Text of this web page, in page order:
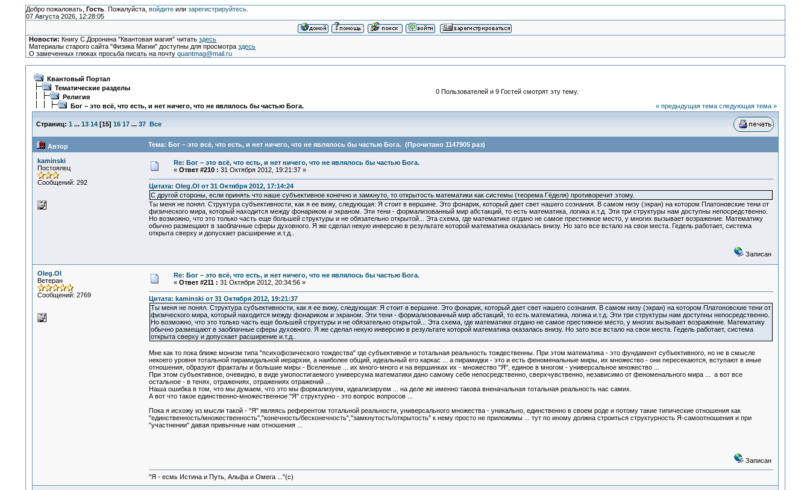
Добро пожаловать, Гость. Пожалуйста, войдитеили зарегистрируйтесь.
07 Августа 2026, 12:28:05
Новости: Книгу С.Доронина "Квантовая магия" читатьздесь
Материалы старого сайта "Физика Магии" доступны для просмотраздесь
О замеченных глюках просьба писать на почтуquantmag@mail.ru
Квантовый Портал
Тематические разделы
Религия
Бог – это всё, что есть, и нет ничего, что не являлось бы частью Бога.
0 Пользователей и 9 Гостей смотрят эту тему.
« предыдущая тема следующая тема »
Страниц: 1 ... 13 14[15] 16 17 ... 37 Все
Автор Тема: Бог – это всё, что есть, и нет ничего, что не являлось бы частью Бога. (Прочитано 1147905 раз)
kaminski
Постоялец
Сообщений: 292
Re: Бог – это всё, что есть, и нет ничего, что не являлось бы частью Бога.
« Ответ #210 : 31 Октября 2012, 19:21:37 »
Цитата: Oleg.Ol от 31 Октября 2012, 17:14:24
С другой стороны, если принять что наше субъективное конечно и замкнуто, то открытость математики как системы (теорема Гёделя) противоречит этому.
Ты меня не понял. Структура субъективности, как я ее вижу, следующая: Я стоит в вершине. Это фонарик, который дает свет нашего сознания. В самом низу (экран) на котором Платоновские тени от
физического мира, который находится между фонариком и экраном. Эти тени - формализованный мир абстакций, то есть математика, логика и.т.д. Эти три структуры нам доступны непосредственно.
Но возможно, что это только часть еще большей структуры и не обязательно открытой... Эта схема, где математике отдано не самое престижное место, у многих вызывает возражение. Математику
обычно размещают в заоблачные сферы духовного. Я же сделал некую инверсию в результате которой математика оказалась внизу. Но зато все встало на свои места. Гедель работает, система
открыта сверху и допускает расширение и.т.д..
Записан
Oleg.Ol
Ветеран
Сообщений: 2769
Re: Бог – это всё, что есть, и нет ничего, что не являлось бы частью Бога.
« Ответ #211 : 31 Октября 2012, 20:34:56 »
Цитата: kaminski от 31 Октября 2012, 19:21:37
Ты меня не понял. Структура субъективности, как я ее вижу, следующая: Я стоит в вершине. Это фонарик, который дает свет нашего сознания. В самом низу (экран) на котором Платоновские тени от
физического мира, который находится между фонариком и экраном. Эти тени - формализованный мир абстакций, то есть математика, логика и.т.д. Эти три структуры нам доступны непосредственно.
Но возможно, что это только часть еще большей структуры и не обязательно открытой... Эта схема, где математике отдано не самое престижное место, у многих вызывает возражение. Математику
обычно размещают в заоблачные сферы духовного. Я же сделал некую инверсию в результате которой математика оказалась внизу. Но зато все встало на свои места. Гедель работает, система
открыта сверху и допускает расширение и.т.д..
Мне как то пока ближе монизм типа "психофозического тождества" где субъективное и тотальная реальность тождественны. При этом математика - это фундамент субъективного, но не в смысле
некоего уровня тотальной пирамидальной иерархии, а наиболее общий, идеальный его каркас ... а пирамидки - это и есть феноменальные миры, их множество - они пересекаются, вступают в иные
отношения, образуют фракталы и большие миры - Вселенные ... их много-много и на вершинках их - множество "Я", единое в многом - универсальное множество ...
При этом субъективное, очевидно, в виде умопостигаемого универсума математики дано самому себе непосредственно, сверхчувственно, независимо от феноменального мира ... а вот все
остальное - в тенях, отражениях, отражениях отражений ...
Наша ошибка в том, что мы думаем, что это мы формализуем, идеализируем ... на деле же именно такова вненачальная тотальная реальность нас самих.
А вот что такое единственно-множественное "Я" структурно - это вопрос вопросов ...
Пока я исхожу из мысли такой - "Я" являясь референтом тотальной реальности, универсального множества - уникально, единственно в своем роде и потому такие типические отношения как
"единственность/множественность","конечность/бесконечность","замкнутость/открытость" к нему просто не приложимы ... тут по иному должна строиться структурность Я-самоотношения и при
"участнении" давая привычные нам отношения ...
Записан
"Я - есмь Истина и Путь, Альфа и Омега ..."(с)